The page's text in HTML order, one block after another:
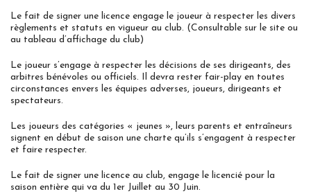
Le fait de signer une licence engage le joueur à respecter les divers
règlements et statuts en vigueur au club. (Consultable sur le site ou
au tableau d’affichage du club)
Le joueur s’engage à respecter les décisions de ses dirigeants, des
arbitres bénévoles ou officiels. Il devra rester fair-play en toutes
circonstances envers les équipes adverses, joueurs, dirigeants et
spectateurs.
Les joueurs des catégories « jeunes », leurs parents et entraîneurs
signent en début de saison une charte qu’ils s’engagent à respecter
et faire respecter.
Le fait de signer une licence au club, engage le licencié pour la
saison entière qui va du 1er Juillet au 30 Juin.